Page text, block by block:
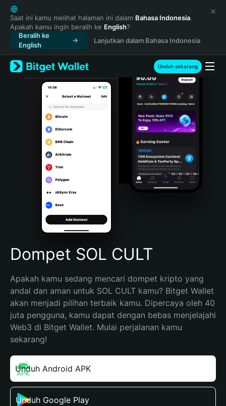
English
日本語
Tiếng Việt
Русский
Español (Latinoamérica)
Türkçe
Italiano
Português (Portugal)
Bahasa Indonesia
Português (Brasil)
Español (Argentina)
Saat ini kamu melihat halaman ini dalam Bahasa Indonesia.
Apakah kamu ingin beralih ke English?
Beralih ke
English
Lanjutkan dalam Bahasa Indonesia
Unduh sekarang
Dompet SOL CULT
Apakah kamu sedang mencari dompet kripto yang
andal dan aman untuk SOL CULT kamu? Bitget Wallet
akan menjadi pilihan terbaik kamu. Dipercaya oleh 40
juta pengguna, kamu dapat dengan bebas menjelajahi
Web3 di Bitget Wallet. Mulai perjalanan kamu
sekarang!
Unduh Android APK
Unduh Google Play